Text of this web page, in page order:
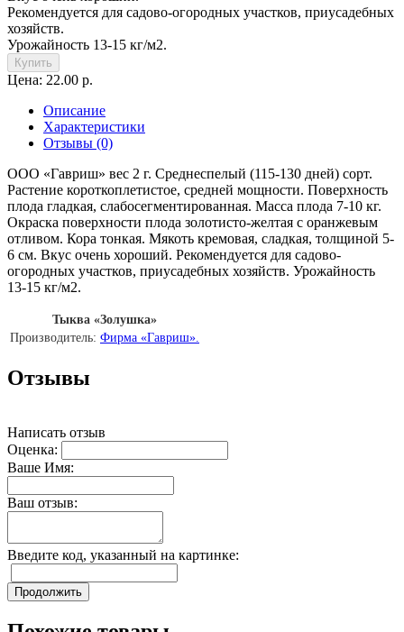
Рекомендуется для садово-огородных участков, приусадебных
хозяйств.
Урожайность 13-15 кг/м2.
Купить
Цена: 22.00 р.
Описание
Характеристики
Отзывы (0)
ООО «Гавриш» вес 2 г. Среднеспелый (115-130 дней) сорт.
Растение короткоплетистое, средней мощности. Поверхность
плода гладкая, слабосегментированная. Масса плода 7-10 кг.
Окраска поверхности плода золотисто-желтая с оранжевым
отливом. Кора тонкая. Мякоть кремовая, сладкая, толщиной 5-
6 см. Вкус очень хороший. Рекомендуется для садово-
огородных участков, приусадебных хозяйств. Урожайность
13-15 кг/м2.
Тыква «Золушка»
Производитель: Фирма «Гавриш».
Отзывы
Написать отзыв
Оценка:
Ваше Имя:
Ваш отзыв:
Введите код, указанный на картинке:
Продолжить